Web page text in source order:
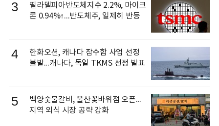
3
필라델피아반도체지수 2.2%, 마이크
론 0.94%↑...반도체주, 일제히 반등
4
한화오션, 캐나다 잠수함 사업 선정
불발...캐나다, 독일 TKMS 선정 발표
5
백양숯불갈비, 울산꽃바위점 오픈...
지역 외식 시장 공략 강화